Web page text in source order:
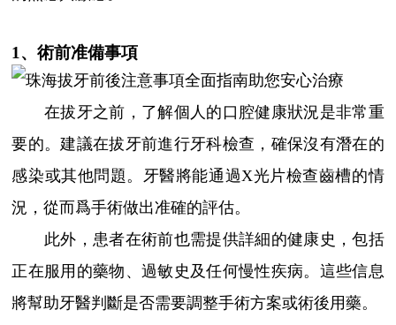
1、術前准備事項
在拔牙之前，了解個人的口腔健康狀況是非常重
要的。建議在拔牙前進行牙科檢查，確保沒有潛在的
感染或其他問題。牙醫將能通過X光片檢查齒槽的情
況，從而爲手術做出准確的評估。
此外，患者在術前也需提供詳細的健康史，包括
正在服用的藥物、過敏史及任何慢性疾病。這些信息
將幫助牙醫判斷是否需要調整手術方案或術後用藥。